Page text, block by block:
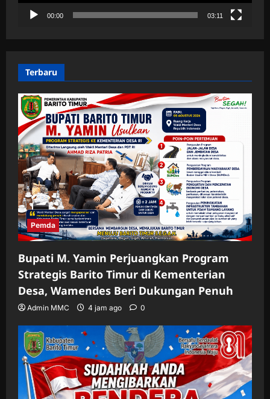
00:00 03:11
Terbaru
Pemda
Bupati M. Yamin Perjuangkan Program
Strategis Barito Timur di Kementerian
Desa, Wamendes Beri Dukungan Penuh
Admin MMC 4 jam ago 0